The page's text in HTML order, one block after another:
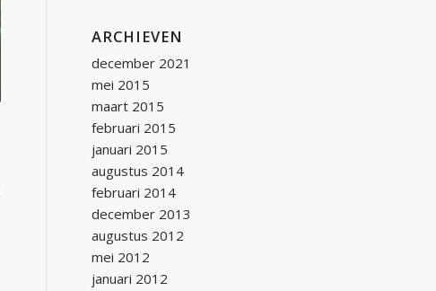
ARCHIEVEN
december 2021
mei 2015
maart 2015
februari 2015
januari 2015
augustus 2014
februari 2014
december 2013
augustus 2012
mei 2012
januari 2012